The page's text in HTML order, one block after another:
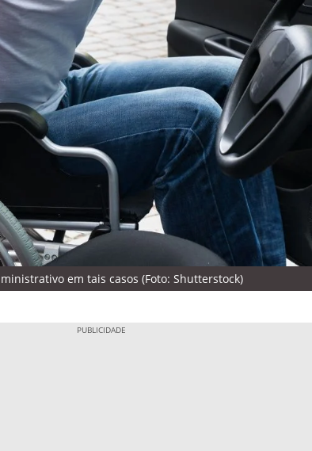
em tais casos (Foto: Shutterstock)